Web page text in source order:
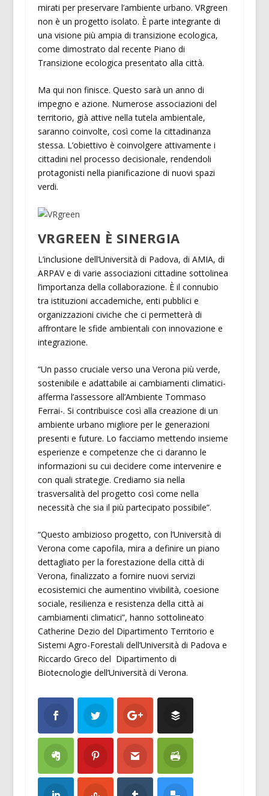
mirati per preservare l’ambiente urbano. VRgreen
non è un progetto isolato. È parte integrante di
una visione più ampia di transizione ecologica,
come dimostrato dal recente Piano di
Transizione ecologica presentato alla città.
Ma qui non finisce. Questo sarà un anno di
impegno e azione. Numerose associazioni del
territorio, già attive nella tutela ambientale,
saranno coinvolte, così come la cittadinanza
stessa. L’obiettivo è coinvolgere attivamente i
cittadini nel processo decisionale, rendendoli
protagonisti nella pianificazione di nuovi spazi
verdi.
VRGREEN È SINERGIA
L’inclusione dell’Università di Padova, di AMIA, di
ARPAV e di varie associazioni cittadine sottolinea
l’importanza della collaborazione. È il connubio
tra istituzioni accademiche, enti pubblici e
organizzazioni civiche che ci permetterà di
affrontare le sfide ambientali con innovazione e
integrazione.
“Un passo cruciale verso una Verona più verde,
sostenibile e adattabile ai cambiamenti climatici-
afferma l’assessore all’Ambiente Tommaso
Ferrai-. Si contribuisce così alla creazione di un
ambiente urbano migliore per le generazioni
presenti e future. Lo facciamo mettendo insieme
esperienze e competenze che ci daranno le
informazioni su cui decidere come intervenire e
con quali strategie. Crediamo sia nella
trasversalità del progetto così come nella
necessità che sia il più partecipato possibile”.
“Questo ambizioso progetto, con l’Università di
Verona come capofila, mira a definire un piano
dettagliato per la forestazione della città di
Verona, finalizzato a fornire nuovi servizi
ecosistemici che aumentino vivibilità, coesione
sociale, resilienza e resistenza della città ai
cambiamenti climatici”, hanno sottolineato
Catherine Dezio del Dipartimento Territorio e
Sistemi Agro-Forestali dell’Università di Padova e
Riccardo Greco del Dipartimento di
Biotecnologie dell’Università di Verona.